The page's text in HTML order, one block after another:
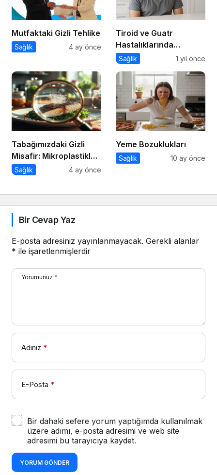
Mutfaktaki Gizli Tehlike
Sağlık 4 ay önce
Tiroid ve Guatr
Hastalıklarında
Beslenme Bilinci
Sağlık 1 yıl önce
Tabağımızdaki Gizli
Misafir: Mikroplastikler
ve Bedenimizdeki
Sağlık 4 ay önce
Yeme Bozuklukları
Sağlık 10 ay önce
Bir Cevap Yaz
E-posta adresiniz yayınlanmayacak. Gerekli alanlar
* ile işaretlenmişlerdir
Yorumunuz *
Adınız *
E-Posta *
Bir dahaki sefere yorum yaptığımda kullanılmak
üzere adımı, e-posta adresimi ve web site
adresimi bu tarayıcıya kaydet.
YORUM GÖNDER